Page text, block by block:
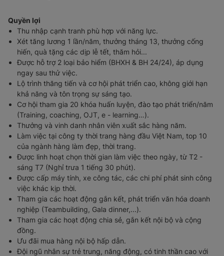
Quyền lợi
Thu nhập cạnh tranh phù hợp với năng lực.
Xét tăng lương 1 lần/năm, thưởng tháng 13, thưởng cống
hiến, quà tặng các dịp lễ tết, thăm hỏi...
Được hỗ trợ 2 loại bảo hiểm (BHXH & BH 24/24), áp dụng
ngay sau thử việc.
Lộ trình thăng tiến và cơ hội phát triển cao, không giới hạn
khả năng và tôn trọng sự sáng tạo.
Cơ hội tham gia 20 khóa huấn luyện, đào tạo phát triển/năm
(Training, coaching, OJT, e - learning…).
Thưởng và vinh danh nhân viên xuất sắc hàng năm.
Làm việc tại công ty thời trang hàng đầu Việt Nam, top 10
của ngành hàng làm đẹp, thời trang.
Được linh hoạt chọn thời gian làm việc theo ngày, từ T2 -
sáng T7 (Nghỉ trưa 1 tiếng 30 phút).
Được cấp máy tính, xe công tác, các chi phí phát sinh công
việc khác kịp thời.
Tham gia các hoạt động gắn kết, phát triển văn hóa doanh
nghiệp (Teambuilding, Gala dinner,...).
Tham gia các hoạt động chia sẻ, gắn kết nội bộ và cộng
đồng.
Ưu đãi mua hàng nội bộ hấp dẫn.
Đội ngũ nhân sự trẻ trung, năng động, có tinh thần cao với